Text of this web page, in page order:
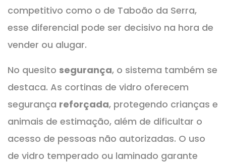
competitivo como o de Taboão da Serra,
esse diferencial pode ser decisivo na hora de
vender ou alugar.
No quesito segurança, o sistema também se
destaca. As cortinas de vidro oferecem
segurança reforçada, protegendo crianças e
animais de estimação, além de dificultar o
acesso de pessoas não autorizadas. O uso
de vidro temperado ou laminado garante